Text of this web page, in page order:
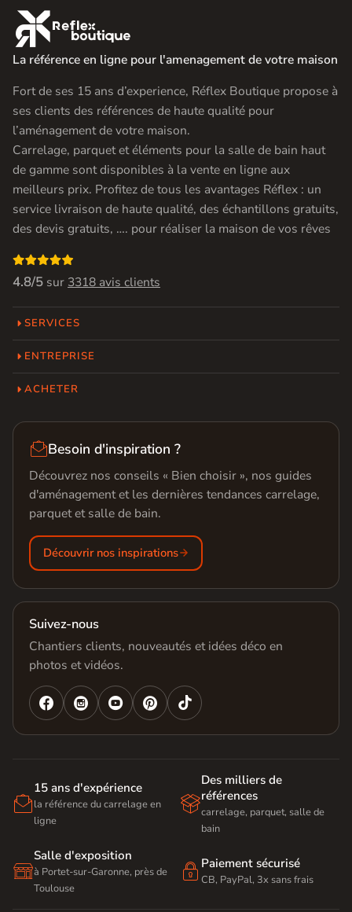

La référence en ligne pour l'amenagement de votre maison
Fort de ses 15 ans d’experience, Réflex Boutique propose à
ses clients des références de haute qualité pour
l’aménagement de votre maison.
Carrelage, parquet et éléments pour la salle de bain haut
de gamme sont disponibles à la vente en ligne aux
meilleurs prix. Profitez de tous les avantages Réflex : un
service livraison de haute qualité, des échantillons gratuits,
des devis gratuits, …. pour réaliser la maison de vos rêves

4.8/5 sur 3318 avis clients
SERVICES
ENTREPRISE
ACHETER
Besoin d'inspiration ?
Découvrez nos conseils « Bien choisir », nos guides
d'aménagement et les dernières tendances carrelage,
parquet et salle de bain.
Découvrir nos inspirations
Suivez-nous
Chantiers clients, nouveautés et idées déco en
photos et vidéos.
   

15 ans d'expérience
la référence du carrelage en
ligne

Des milliers de
références
carrelage, parquet, salle de
bain

Salle d'exposition
à Portet-sur-Garonne, près de
Toulouse
 Paiement sécurisé
CB, PayPal, 3x sans frais